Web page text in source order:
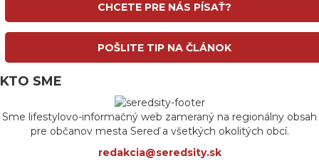
CHCETE PRE NÁS PÍSAŤ?
POŠLITE TIP NA ČLÁNOK
KTO SME
Sme lifestylovo-informačný web zameraný na regionálny obsah
pre občanov mesta Sereď a všetkých okolitých obcí.
redakcia@seredsity.sk